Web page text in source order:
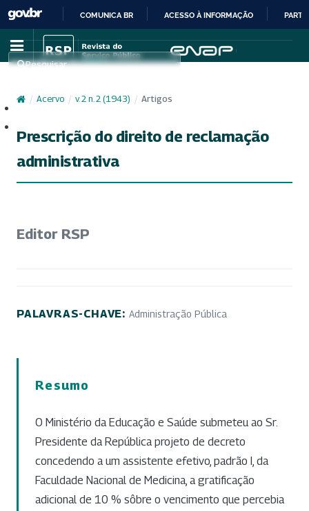
IR
PARA
CONTEÚDO
COMUNICA BR ACESSO À INFORMAÇÃO
Pesquisar
/ Acervo / v. 2 n. 2 (1943) / Artigos
Prescrição do direito de reclamação
administrativa
Editor RSP
PALAVRAS-CHAVE: Administração Pública
Resumo
O Ministério da Educação e Saúde submeteu ao Sr.
Presidente da República projeto de decreto
concedendo a um assistente efetivo, padrão I, da
Faculdade Nacional de Medicina, a gratifi­cação
adicional de 10 % sôbre o vencimento que percebia